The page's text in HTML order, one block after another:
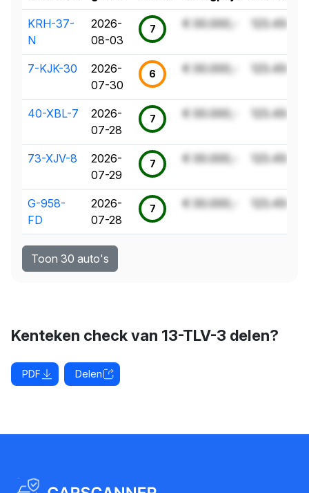
KRH-37-
N
2026-
08-03
7 € 00.000,- 123.456 km
7-KJK-30
2026-
07-30
6 € 00.000,- 123.456 km
40-XBL-7
2026-
07-28
7 € 00.000,- 123.456 km
73-XJV-8
2026-
07-29
7 € 00.000,- 123.456 km
G-958-
FD
2026-
07-28
7 € 00.000,- 123.456 km
Toon 30 auto's
Kenteken check van 13-TLV-3 delen?
PDF Delen